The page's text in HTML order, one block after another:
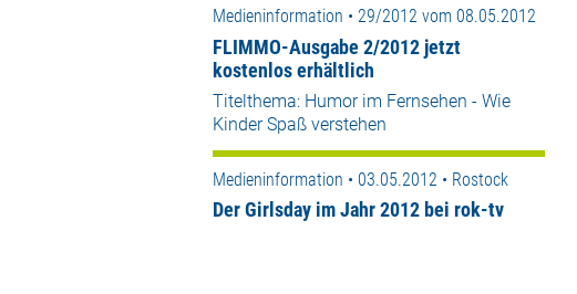
Medieninformation • 29/2012 vom 08.05.2012
FLIMMO-Ausgabe 2/2012 jetzt
kostenlos erhältlich
Titelthema: Humor im Fernsehen - Wie
Kinder Spaß verstehen
Medieninformation • 03.05.2012 • Rostock
Der Girlsday im Jahr 2012 bei rok-tv